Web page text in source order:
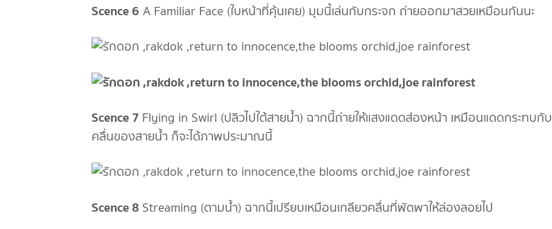
Scence 6 A Familiar Face (ใบหน้าที่คุ้นเคย) มุมนี้เล่นกับกระจก ถ่ายออกมาสวยเหมือนกันนะ
Scence 7 Flying in Swirl (ปลิวไปใต้สายน้ำ) ฉากนี้ถ่ายให้แสงแดดส่องหน้า เหมือนแดดกระทบกับ
คลื่นของสายน้ำ ก็จะได้ภาพประมาณนี้
Scence 8 Streaming (ตามน้ำ) ฉากนี้เปรียบเหมือนเกลียวคลื่นที่พัดพาให้ล่องลอยไป